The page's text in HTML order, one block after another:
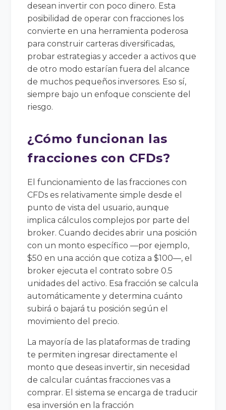
desean invertir con poco dinero. Esta
posibilidad de operar con fracciones los
convierte en una herramienta poderosa
para construir carteras diversificadas,
probar estrategias y acceder a activos que
de otro modo estarían fuera del alcance
de muchos pequeños inversores. Eso sí,
siempre bajo un enfoque consciente del
riesgo.
¿Cómo funcionan las
fracciones con CFDs?
El funcionamiento de las fracciones con
CFDs es relativamente simple desde el
punto de vista del usuario, aunque
implica cálculos complejos por parte del
broker. Cuando decides abrir una posición
con un monto específico —por ejemplo,
$50 en una acción que cotiza a $100—, el
broker ejecuta el contrato sobre 0.5
unidades del activo. Esa fracción se calcula
automáticamente y determina cuánto
subirá o bajará tu posición según el
movimiento del precio.
La mayoría de las plataformas de trading
te permiten ingresar directamente el
monto que deseas invertir, sin necesidad
de calcular cuántas fracciones vas a
comprar. El sistema se encarga de traducir
esa inversión en la fracción